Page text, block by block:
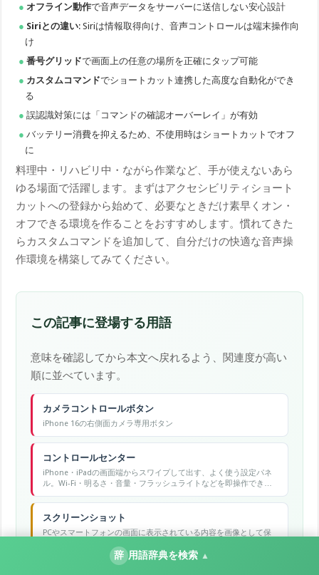
オフライン動作で音声データをサーバーに送信しない安心設計
Siriとの違い: Siriは情報取得向け、音声コントロールは端末操作向
け
番号グリッドで画面上の任意の場所を正確にタップ可能
カスタムコマンドでショートカット連携した高度な自動化ができ
る
誤認識対策には「コマンドの確認オーバーレイ」が有効
バッテリー消費を抑えるため、不使用時はショートカットでオフ
に
料理中・リハビリ中・ながら作業など、手が使えないあら
ゆる場面で活躍します。まずはアクセシビリティショート
カットへの登録から始めて、必要なときだけ素早くオン・
オフできる環境を作ることをおすすめします。慣れてきた
らカスタムコマンドを追加して、自分だけの快適な音声操
作環境を構築してみてください。
この記事に登場する用語
意味を確認してから本文へ戻れるよう、関連度が高い
順に並べています。
カメラコントロールボタン
iPhone 16の右側面カメラ専用ボタン
コントロールセンター
iPhone・iPadの画面端からスワイプして出す、よく使う設定パネ
ル。Wi-Fi・明るさ・音量・フラッシュライトなどを即操作でき
る。
スクリーンショット
PCやスマートフォンの画面に表示されている内容を画像として保
辞 用語辞典を検索 ▲